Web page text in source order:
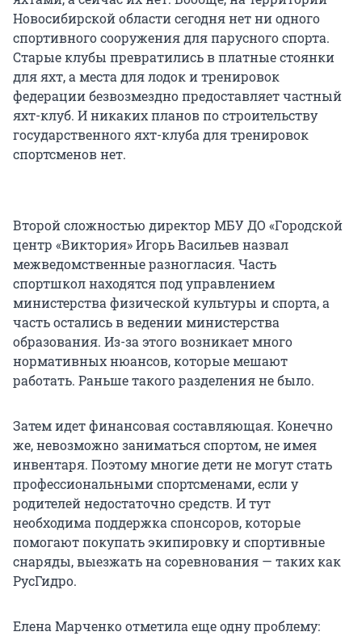
Новосибирской области сегодня нет ни одного
спортивного сооружения для парусного спорта.
Старые клубы превратились в платные стоянки
для яхт, а места для лодок и тренировок
федерации безвозмездно предоставляет частный
яхт-клуб. И никаких планов по строительству
государственного яхт-клуба для тренировок
спортсменов нет.
Второй сложностью директор МБУ ДО «Городской
центр «Виктория» Игорь Васильев назвал
межведомственные разногласия. Часть
спортшкол находятся под управлением
министерства физической культуры и спорта, а
часть остались в ведении министерства
образования. Из-за этого возникает много
нормативных нюансов, которые мешают
работать. Раньше такого разделения не было.
Затем идет финансовая составляющая. Конечно
же, невозможно заниматься спортом, не имея
инвентаря. Поэтому многие дети не могут стать
профессиональными спортсменами, если у
родителей недостаточно средств. И тут
необходима поддержка спонсоров, которые
помогают покупать экипировку и спортивные
снаряды, выезжать на соревнования — таких как
РусГидро.
Елена Марченко отметила еще одну проблему: